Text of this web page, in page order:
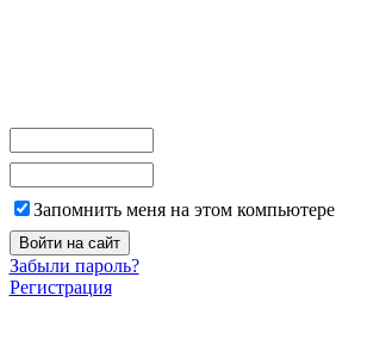
Запомнить меня на этом компьютере
Забыли пароль?
Регистрация